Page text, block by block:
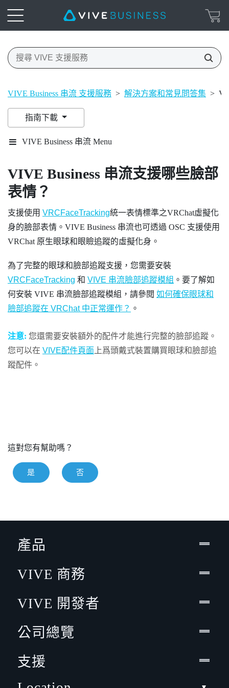
VIVE Business 串流 支援服務 > 解決方案和常見問答集 >
指南下載
VIVE Business 串流 Menu
VIVE Business 串流支援哪些臉部
表情？
支援使用 VRCFaceTracking統一表情標準之VRChat虛擬化
身的臉部表情。 VIVE Business 串流也可透過 OSC 支援使用
VRChat 原生眼球和眼瞼追蹤的虛擬化身。
為了完整的眼球和臉部追蹤支援，您需要安裝
VRCFaceTracking 和 VIVE 串流臉部追蹤模組 。要了解如
何安裝 VIVE 串流臉部追蹤模組，請參閱 如何確保眼球和
臉部追蹤在 VRChat 中正常運作？ 。
注意: 您還需要安裝額外的配件才能進行完整的臉部追蹤。
您可以在 VIVE配件頁面 上爲頭戴式裝置購買眼球和臉部追
蹤配件。
這對您有幫助嗎？
是 否
產品
VIVE 商務
VIVE 開發者
公司總覽
支援